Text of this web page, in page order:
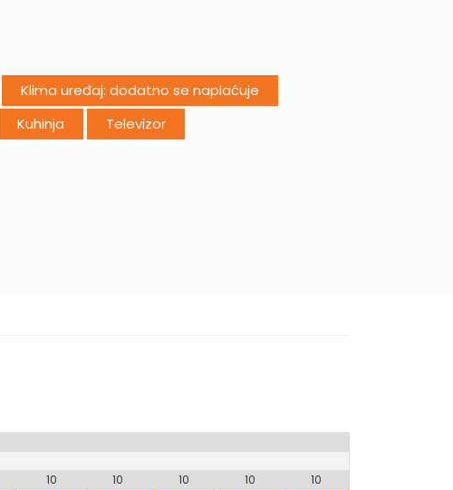
Klima uređaj: dodatno se naplaćuje
Kuhinja Televizor
10 10 10 10
10